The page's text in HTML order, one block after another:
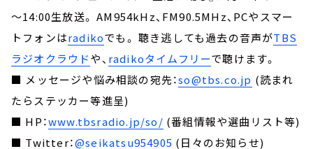
～14:00生放送。 AM954kHz、FM90.5MHz、PCやスマー
トフォンはradikoでも。 聴き逃しても過去の音声がTBS
ラジオクラウドや、 radikoタイムフリーで聴けます。
■ メッセージや悩み相談の宛先：so@tbs.co.jp (読まれ
たらステッカー等進呈)
■ HP：www.tbsradio.jp/so/ (番組情報や選曲リスト等)
■ Twitter：@seikatsu954905 (日々のお知らせ)